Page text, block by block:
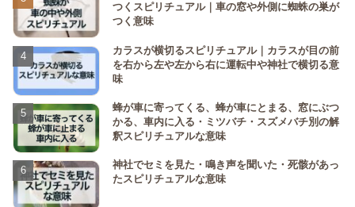
つくスピリチュアル｜車の窓や外側に蜘蛛の巣が
つく意味
カラスが横切るスピリチュアル｜カラスが目の前
を右から左や左から右に運転中や神社で横切る意
味
蜂が車に寄ってくる、蜂が車にとまる、窓にぶつ
かる、車内に入る・ミツバチ・スズメバチ別の解
釈スピリチュアルな意味
神社でセミを見た・鳴き声を聞いた・死骸があっ
たスピリチュアルな意味